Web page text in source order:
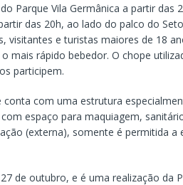
Parque Vila Germânica a partir das
das 20h, ao lado do palco do
visitantes e turistas maiores de 18
mais rápido bebedor. O chope
participem.
com uma estrutura
espaço para maquiagem,
(externa), somente é permitida a
de outubro, e é uma realização da